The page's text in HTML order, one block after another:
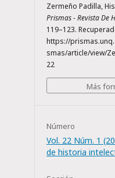
Zermeño Padilla,
Prismas - Revista De
119–123.
https://
smas/article/view/
22
Más
Número
Vol. 22 Núm. 1
de historia